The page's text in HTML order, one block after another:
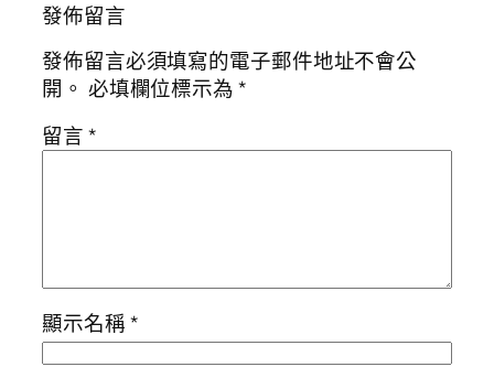
發佈留言
發佈留言必須填寫的電子郵件地址不會公
開。 必填欄位標示為*
留言*
顯示名稱*